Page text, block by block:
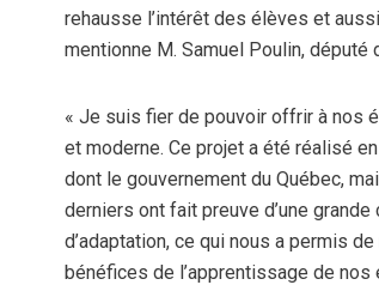
rehausse l’intérêt des élèves et
mentionne M. Samuel Poulin, député
« Je suis fier de pouvoir offrir à nos
et moderne. Ce projet a été réalisé
dont le gouvernement du Québec,
derniers ont fait preuve d’une
d’adaptation, ce qui nous a permis
bénéfices de l’apprentissage de nos